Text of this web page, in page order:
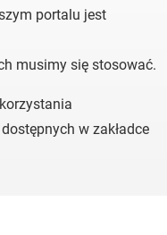
portalu jest
musimy się stosować.
w zakładce